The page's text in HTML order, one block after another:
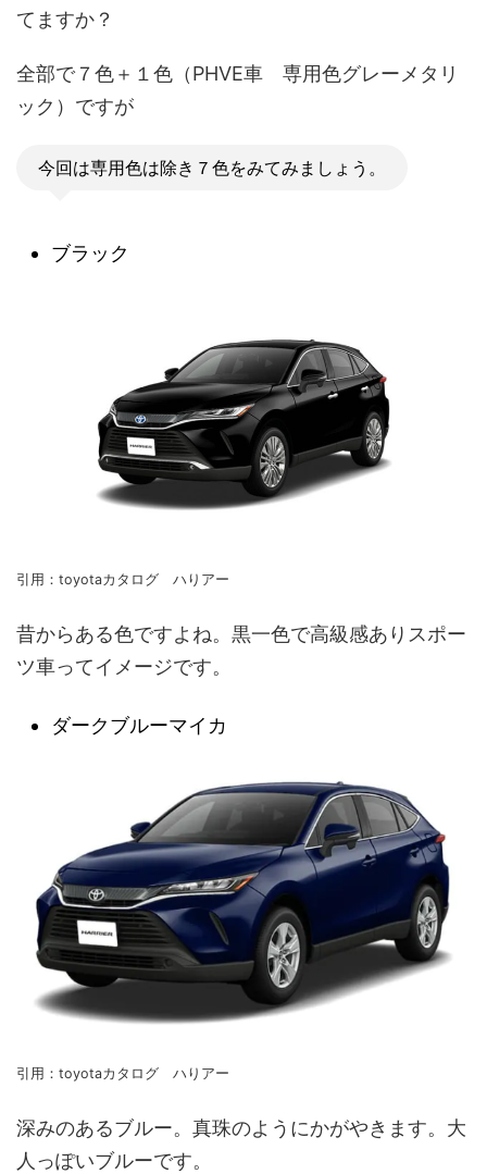
てますか？
全部で７色＋１色（PHVE車 専用色グレーメタリ
ック）ですが
今回は専用色は除き７色をみてみましょう。
ブラック
引用：toyotaカタログ ハりアー
昔からある色ですよね。黒一色で高級感ありスポー
ツ車ってイメージです。
ダークブルーマイカ
引用：toyotaカタログ ハりアー
深みのあるブルー。真珠のようにかがやきます。大
人っぽいブルーです。